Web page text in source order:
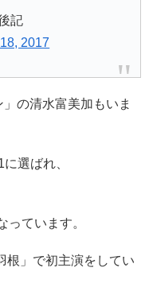
記
2017
の清水富美加もいま
選ばれ、
っています。
根」で初主演をしてい